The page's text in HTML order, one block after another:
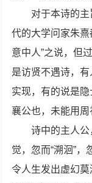
对于本诗的
代的大学问家朱熹
意中人”之说，但
是访贤不遇诗，
实现，有的说是隐
襄公也，未能用
诗中的主人
觉，忽而“溯洄”，
令人生发出虚幻